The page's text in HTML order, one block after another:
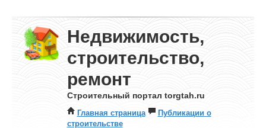
Недвижимость,
строительство,
ремонт
Строительный портал torgtah.ru
Главная страница
Публикации о
строительстве